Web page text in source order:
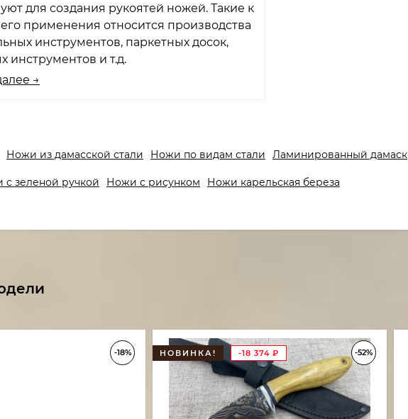
для создания рукоятей ножей. Такие к
применения относится производства
инструментов, паркетных досок,
инструментов и т.д.
→
Ножи из дамасской стали Ножи по видам стали Ламинированный дамаск
с зеленой ручкой Ножи с рисунком Ножи карельская береза
-18% -52%
НОВИНКА! -18 374₽